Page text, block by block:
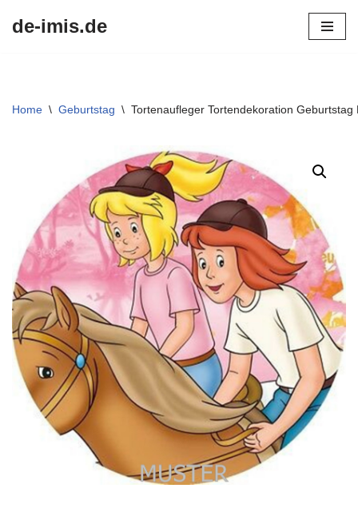
de-imis.de
Home \ Geburtstag \ Tortenaufleger Tortendekoration